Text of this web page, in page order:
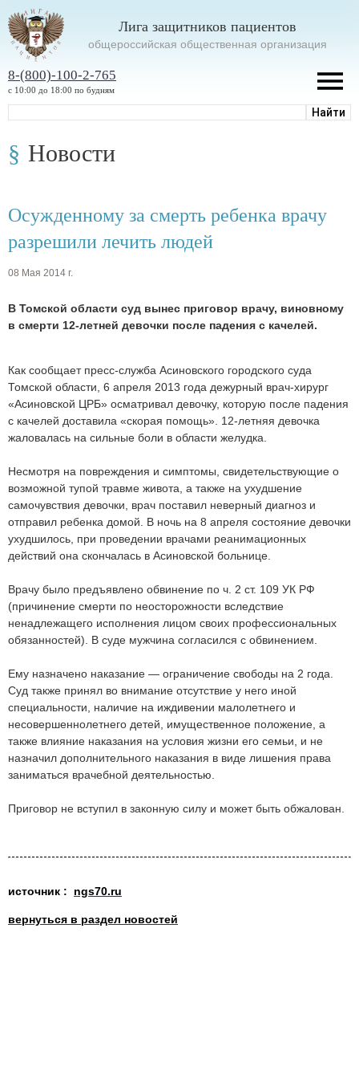
Лига защитников пациентов
oбщероссийская общественная организация
8-(800)-100-2-765
с 10:00 до 18:00 по будням
Новости
Осужденному за смерть ребенка врачу
разрешили лечить людей
08 Мая 2014 г.
В Томской области суд вынес приговор врачу, виновному
в смерти 12-летней девочки после падения с качелей.
Как сообщает пресс-служба Асиновского городского суда
Томской области, 6 апреля 2013 года дежурный врач-хирург
«Асиновской ЦРБ» осматривал девочку, которую после падения
с качелей доставила «скорая помощь». 12-летняя девочка
жаловалась на сильные боли в области желудка.
Несмотря на повреждения и симптомы, свидетельствующие о
возможной тупой травме живота, а также на ухудшение
самочувствия девочки, врач поставил неверный диагноз и
отправил ребенка домой. В ночь на 8 апреля состояние девочки
ухудшилось, при проведении врачами реанимационных
действий она скончалась в Асиновской больнице.
Врачу было предъявлено обвинение по ч. 2 ст. 109 УК РФ
(причинение смерти по неосторожности вследствие
ненадлежащего исполнения лицом своих профессиональных
обязанностей). В суде мужчина согласился с обвинением.
Ему назначено наказание — ограничение свободы на 2 года.
Суд также принял во внимание отсутствие у него иной
специальности, наличие на иждивении малолетнего и
несовершеннолетнего детей, имущественное положение, а
также влияние наказания на условия жизни его семьи, и не
назначил дополнительного наказания в виде лишения права
заниматься врачебной деятельностью.
Приговор не вступил в законную силу и может быть обжалован.
источник : ngs70.ru
вернуться в раздел новостей